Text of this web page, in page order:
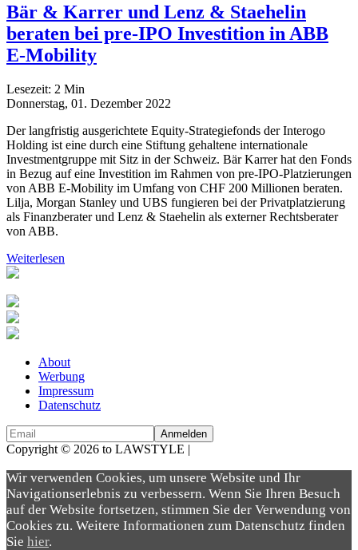
Bär & Karrer und Lenz & Staehelin
beraten bei pre-IPO Investition in ABB
E-Mobility
Lesezeit: 2 Min
Donnerstag, 01. Dezember 2022
Der langfristig ausgerichtete Equity-Strategiefonds der Interogo
Holding ist eine durch eine Stiftung gehaltene internationale
Investmentgruppe mit Sitz in der Schweiz. Bär Karrer hat den Fonds
in Bezug auf eine Investition im Rahmen von pre-IPO-Platzierungen
von ABB E-Mobility im Umfang von CHF 200 Millionen beraten.
Lilja, Morgan Stanley und UBS fungieren bei der Privatplatzierung
als Finanzberater und Lenz & Staehelin als externer Rechtsberater
von ABB.
Weiterlesen
About
Werbung
Impressum
Datenschutz
Copyright © 2026 to LAWSTYLE |
Wir verwenden Cookies, um unsere Website und Ihr
Navigationserlebnis zu verbessern. Wenn Sie Ihren Besuch
auf der Website fortsetzen, stimmen Sie der Verwendung von
Cookies zu. Weitere Informationen zum Datenschutz finden
Sie hier.